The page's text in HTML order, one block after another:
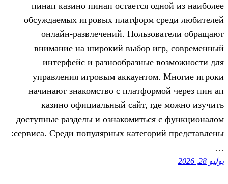
пинап казино пинап остается
обсуждаемых игровых платформ
онлайн-развлечений.
внимание на широкий выбор
интерфейс и разнообразные
управления игровым
начинают знакомство с
казино официальный сайт,
доступные разделы и ознакомиться
сервиса. Среди популярных категорий представлены: